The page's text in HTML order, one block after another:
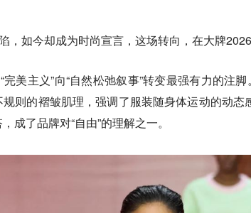
，如今却成为时尚宣言，这场转向，在大牌
完美主义”向“自然松弛叙事”转变最强有力的注
则的褶皱肌理，强调了服装随身体运动的动态
成了品牌对“自由”的理解之一。